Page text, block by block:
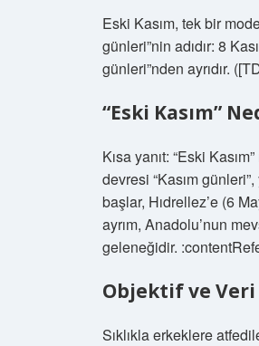
Eski Kasım, tek bir
günleri”nin adıdır: 8
günleri”nden ayrıdır.
“Eski Kasım”
Kısa yanıt: “Eski
devresi “Kasım
başlar, Hıdrellez’e (6
ayrım, Anadolu’nun
geleneğidir.
Objektif ve Veri
Sıklıkla erkeklere